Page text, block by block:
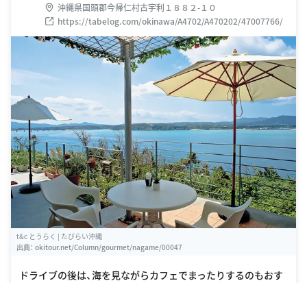
沖縄県国頭郡今帰仁村古宇利１８８２-１０
https://tabelog.com/okinawa/A4702/A470202/47007766/
t&c とうらく | たびらい沖縄
出典： okitour.net/Column/gourmet/nagame/00047
ドライブの後は、海を見ながらカフェでまったりするのもおす